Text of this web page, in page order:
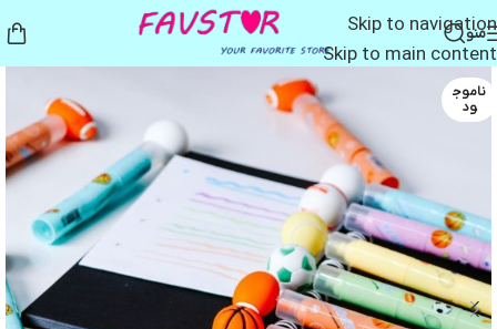
Skip to navigation
Skip to main content
منو
ناموج
ود